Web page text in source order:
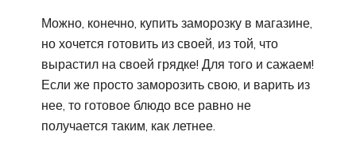
Можно, конечно, купить заморозку в магазине,
но хочется готовить из своей, из той, что
вырастил на своей грядке! Для того и сажаем!
Если же просто заморозить свою, и варить из
нее, то готовое блюдо все равно не
получается таким, как летнее.